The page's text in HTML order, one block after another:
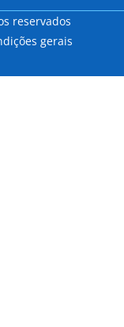
reservados
gerais